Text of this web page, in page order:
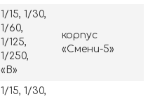
1/15, 1/30,
1/60,
1/125,
1/250,
«В»
корпус
«Смени-5»
1/15, 1/30,